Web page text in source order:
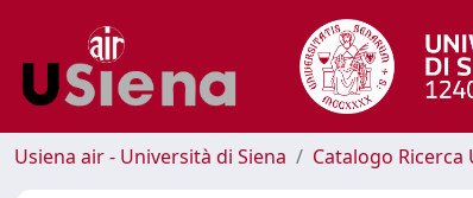
Usiena air - Università di Siena Catalogo Ricerca